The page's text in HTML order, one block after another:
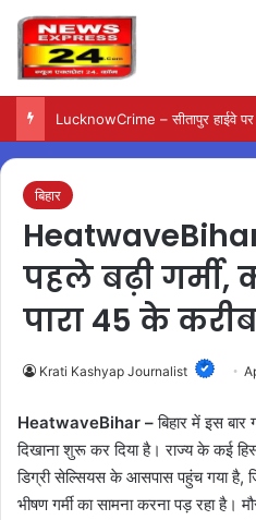
LucknowCrime – सीतापुर हाईवे
बिहार
पहले बढ़ी गर्मी,
पारा 45 के
Krati Kashyap Journalist
HeatwaveBihar –बिहार में इस
दिखाना शुरू कर दिया है। राज्य के कई
डिग्री सेल्सियस के आसपास पहुंच गया है,
भीषण गर्मी का सामना करना पड़ रहा है।